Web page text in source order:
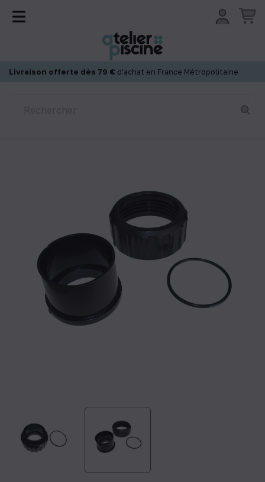
Livraison offerte dès 79 € d'achat en France Métropolitaine